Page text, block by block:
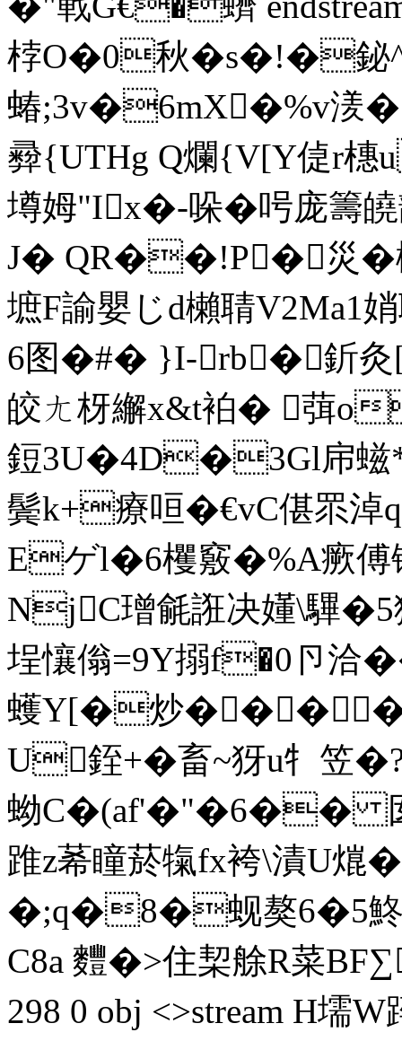
桲O�0秋�s�!�鉍
蝽;3v�6mX�%v湵
彛{UTHg Q爛{V[Y偼r橞u
墫姆"Ix�-哚� 呺庞籌
J� QR��!P�災�
墌F諭嬰じd櫴聙
6图�#� }I-rb�釿
皎ㄤ枒繲x&t袙� 
鋀3U�4D�3Gl帍螆*
鬓k+療咺�€vC偡眔淖q
Eゲl�6欔竅�%A瘚
NjC璔毹誑决嬞\驆�5
埕懹傟=9Y搦f�0卪洽
蠖Y[�炒��
U銍+�畜~犽u牜笠
蚴C�(af'�"�6�� 囡
踓z莃瞳菸犔fx袴\漬U
�;q�8�蚬獒6�5鮗
C8a 麷�>住栔艅R菜
298 0 obj <>stream H壖